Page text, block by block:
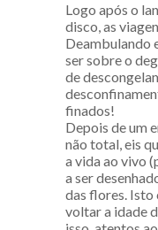
Logo após o
disco, as
Deambulando
ser sobre o
de
finados!
Depois de um
não total, eis
a vida ao vivo
a ser
das flores. Isto
voltar a idade